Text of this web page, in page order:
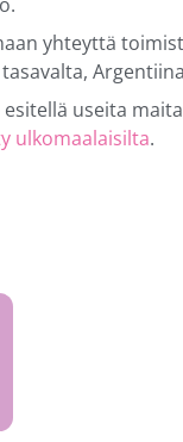
yhteyttä
esitellä useita
ulkomaalaisilta.